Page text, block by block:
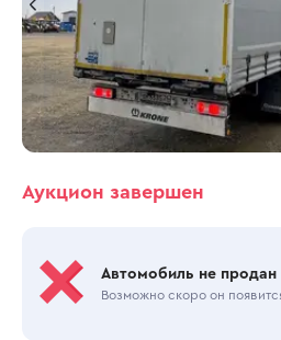
Аукцион завершен
Автомобиль не продан
Возможно скоро он